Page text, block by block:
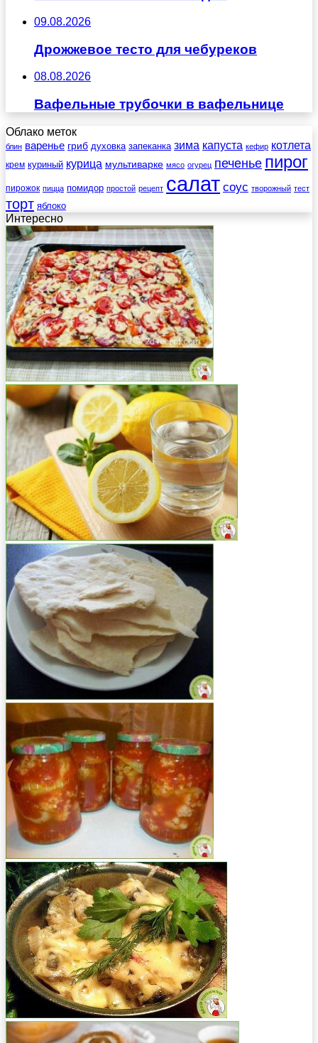
09.08.2026
Дрожжевое тесто для чебуреков
08.08.2026
Вафельные трубочки в вафельнице
Облако меток
блин варенье гриб духовка запеканка зима капуста кефир котлета
крем куриный курица мультиварке мясо огурец печенье пирог
пирожок пицца помидор простой рецепт салат соус творожный тест
торт яблоко
Интересно